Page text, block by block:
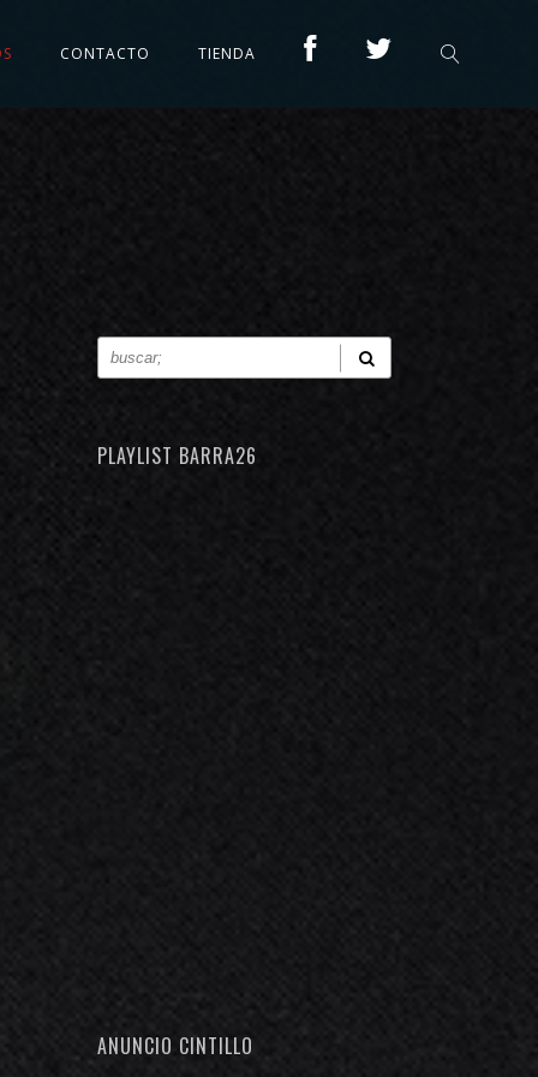
CONTACTO TIENDA
PLAYLIST BARRA26
ANUNCIO CINTILLO